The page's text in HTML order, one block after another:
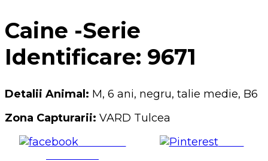
Caine -Serie
Identificare: 9671
Detalii Animal: M, 6 ani, negru, talie medie, B6
Zona Capturarii: VARD Tulcea
Share on
Save